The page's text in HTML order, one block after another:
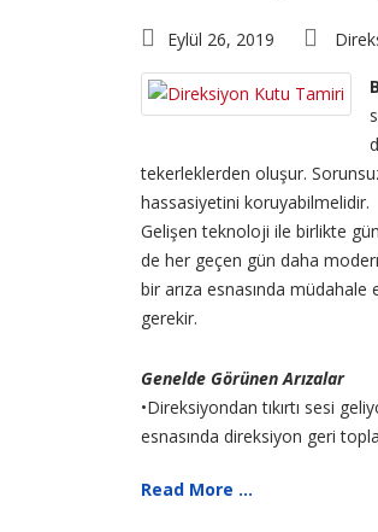
Eylül 26, 2019
tekerleklerden oluşur.
hassasiyetini koruyabilmelidir.
Gelişen teknoloji ile birlikte
de her geçen gün daha
bir arıza esnasında
gerekir.
Genelde Görünen Arızalar
•Direksiyondan tıkırtı sesi
esnasında direksiyon geri
Read More ...